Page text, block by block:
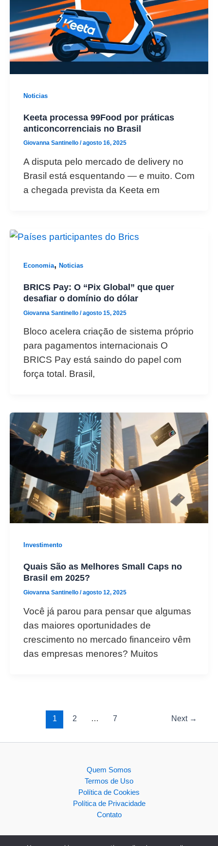
Noticias
Keeta processa 99Food por práticas
anticoncorrenciais no Brasil
Giovanna Santinello /agosto 16, 2025
A disputa pelo mercado de delivery no
Brasil está esquentando — e muito. Com
a chegada prevista da Keeta em
Economia, Noticias
BRICS Pay: O “Pix Global” que quer
desafiar o domínio do dólar
Giovanna Santinello /agosto 15, 2025
Bloco acelera criação de sistema próprio
para pagamentos internacionais O
BRICS Pay está saindo do papel com
força total. Brasil,
Investimento
Quais São as Melhores Small Caps no
Brasil em 2025?
Giovanna Santinello /agosto 12, 2025
Você já parou para pensar que algumas
das maiores oportunidades de
crescimento no mercado financeiro vêm
das empresas menores? Muitos
1 2 … 7 Next →
Quem Somos
Termos de Uso
Política de Cookies
Política de Privacidade
Contato